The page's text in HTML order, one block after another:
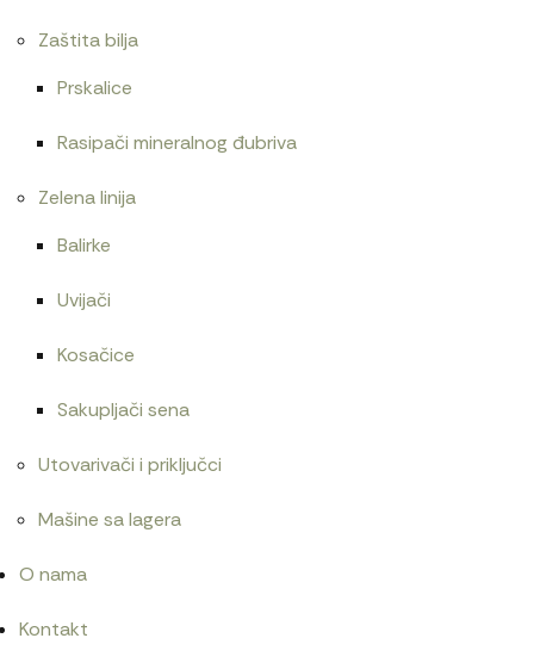
Zaštita bilja
Prskalice
Rasipači mineralnog đubriva
Zelena linija
Balirke
Uvijači
Kosačice
Sakupljači sena
Utovarivači i priključci
Mašine sa lagera
O nama
Kontakt